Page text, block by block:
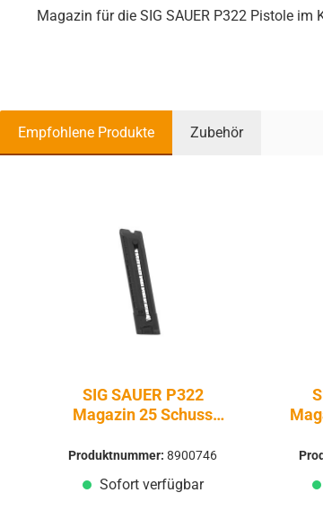
Magazin für die SIG SAUER P322 Pistole im
Empfohlene Produkte Zubehör
SIG SAUER P322
Magazin 25 Schuss
Produktnummer:8900746
Sofort verfügbar